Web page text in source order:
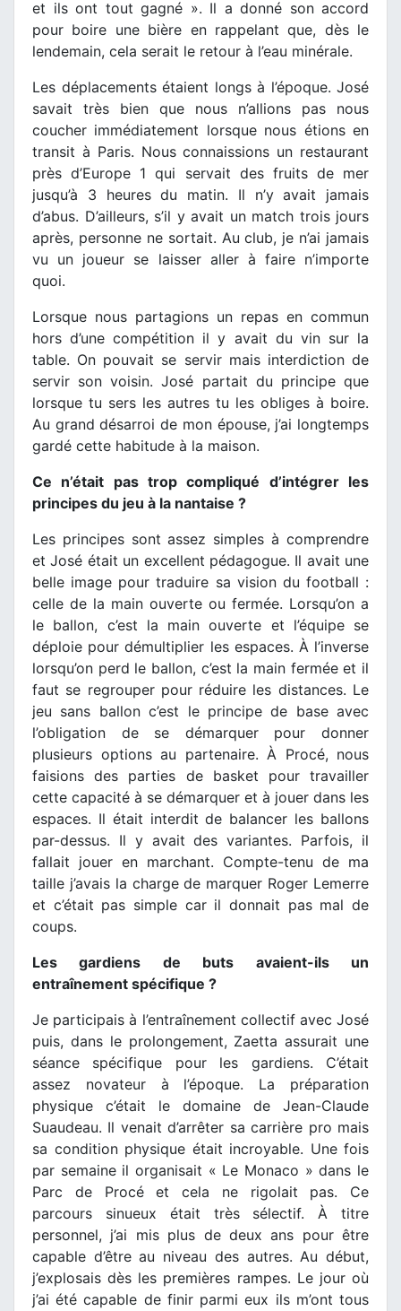
et ils ont tout gagné ». Il a donné son accord
pour boire une bière en rappelant que, dès le
lendemain, cela serait le retour à l’eau minérale.
Les déplacements étaient longs à l’époque. José
savait très bien que nous n’allions pas nous
coucher immédiatement lorsque nous étions en
transit à Paris. Nous connaissions un restaurant
près d’Europe 1 qui servait des fruits de mer
jusqu’à 3 heures du matin. Il n’y avait jamais
d’abus. D’ailleurs, s’il y avait un match trois jours
après, personne ne sortait. Au club, je n’ai jamais
vu un joueur se laisser aller à faire n’importe
quoi.
Lorsque nous partagions un repas en commun
hors d’une compétition il y avait du vin sur la
table. On pouvait se servir mais interdiction de
servir son voisin. José partait du principe que
lorsque tu sers les autres tu les obliges à boire.
Au grand désarroi de mon épouse, j’ai longtemps
gardé cette habitude à la maison.
Ce n’était pas trop compliqué d’intégrer les
principes du jeu à la nantaise ?
Les principes sont assez simples à comprendre
et José était un excellent pédagogue. Il avait une
belle image pour traduire sa vision du football :
celle de la main ouverte ou fermée. Lorsqu’on a
le ballon, c’est la main ouverte et l’équipe se
déploie pour démultiplier les espaces. À l’inverse
lorsqu’on perd le ballon, c’est la main fermée et il
faut se regrouper pour réduire les distances. Le
jeu sans ballon c’est le principe de base avec
l’obligation de se démarquer pour donner
plusieurs options au partenaire. À Procé, nous
faisions des parties de basket pour travailler
cette capacité à se démarquer et à jouer dans les
espaces. Il était interdit de balancer les ballons
par-dessus. Il y avait des variantes. Parfois, il
fallait jouer en marchant. Compte-tenu de ma
taille j’avais la charge de marquer Roger Lemerre
et c’était pas simple car il donnait pas mal de
coups.
Les gardiens de buts avaient-ils un
entraînement spécifique ?
Je participais à l’entraînement collectif avec José
puis, dans le prolongement, Zaetta assurait une
séance spécifique pour les gardiens. C’était
assez novateur à l’époque. La préparation
physique c’était le domaine de Jean-Claude
Suaudeau. Il venait d’arrêter sa carrière pro mais
sa condition physique était incroyable. Une fois
par semaine il organisait « Le Monaco » dans le
Parc de Procé et cela ne rigolait pas. Ce
parcours sinueux était très sélectif. À titre
personnel, j’ai mis plus de deux ans pour être
capable d’être au niveau des autres. Au début,
j’explosais dès les premières rampes. Le jour où
j’ai été capable de finir parmi eux ils m’ont tous